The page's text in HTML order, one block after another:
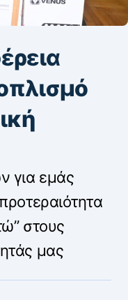
για εμάς
στους
μας